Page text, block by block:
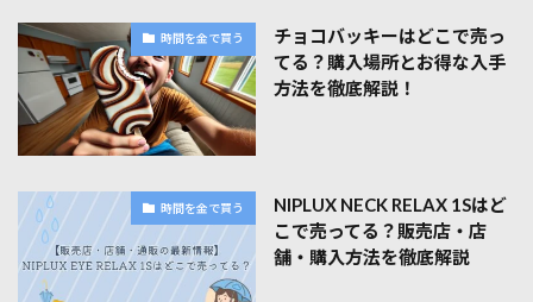
時間を金で買う
チョコバッキーはどこで売っ
てる？購入場所とお得な入手
方法を徹底解説！
時間を金で買う
NIPLUX NECK RELAX 1Sはど
こで売ってる？販売店・店
舗・購入方法を徹底解説